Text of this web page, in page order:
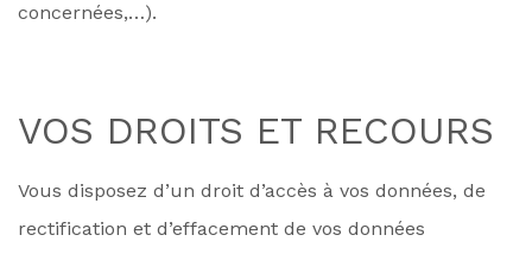
concernées,…).
VOS DROITS ET RECOURS
Vous disposez d’un droit d’accès à vos données, de
rectification et d’effacement de vos données